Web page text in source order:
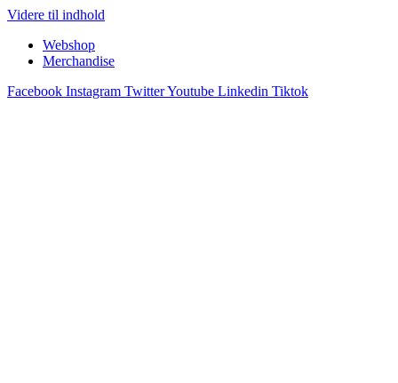
Videre til indhold
Webshop
Merchandise
Facebook Instagram TwitterYoutube Linkedin Tiktok